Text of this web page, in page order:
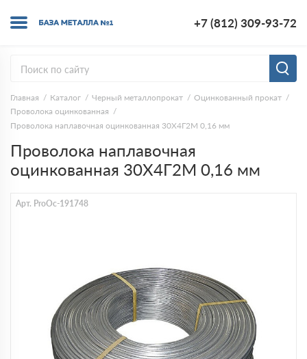
+7 (812) 309-93-72
Главная Каталог Черный металлопрокат
Оцинкованный прокат
Проволока оцинкованная
Проволока наплавочная оцинкованная 30Х4Г2М 0,16 мм
Проволока наплавочная
оцинкованная 30Х4Г2М 0,16 мм
Арт. ProOc-191748